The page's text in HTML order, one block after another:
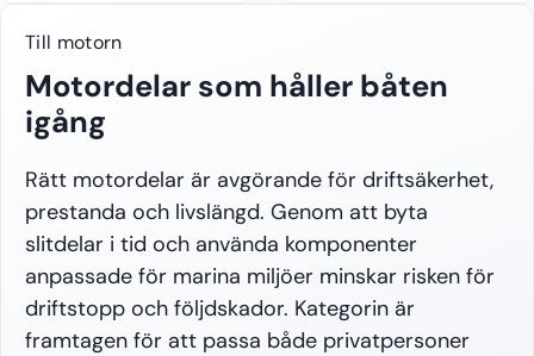
Till motorn
Motordelar som håller båten
igång
Rätt motordelar är avgörande för driftsäkerhet,
prestanda och livslängd. Genom att byta
slitdelar i tid och använda komponenter
anpassade för marina miljöer minskar risken för
driftstopp och följdskador. Kategorin är
framtagen för att passa både privatpersoner